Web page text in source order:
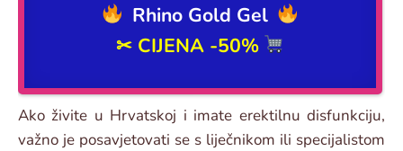
Rhino Gold Gel
✂ CIJENA -50%
Ako živite u Hrvatskoj i imate erektilnu disfunkciju,
važno je posavjetovati se s liječnikom ili specijalistom